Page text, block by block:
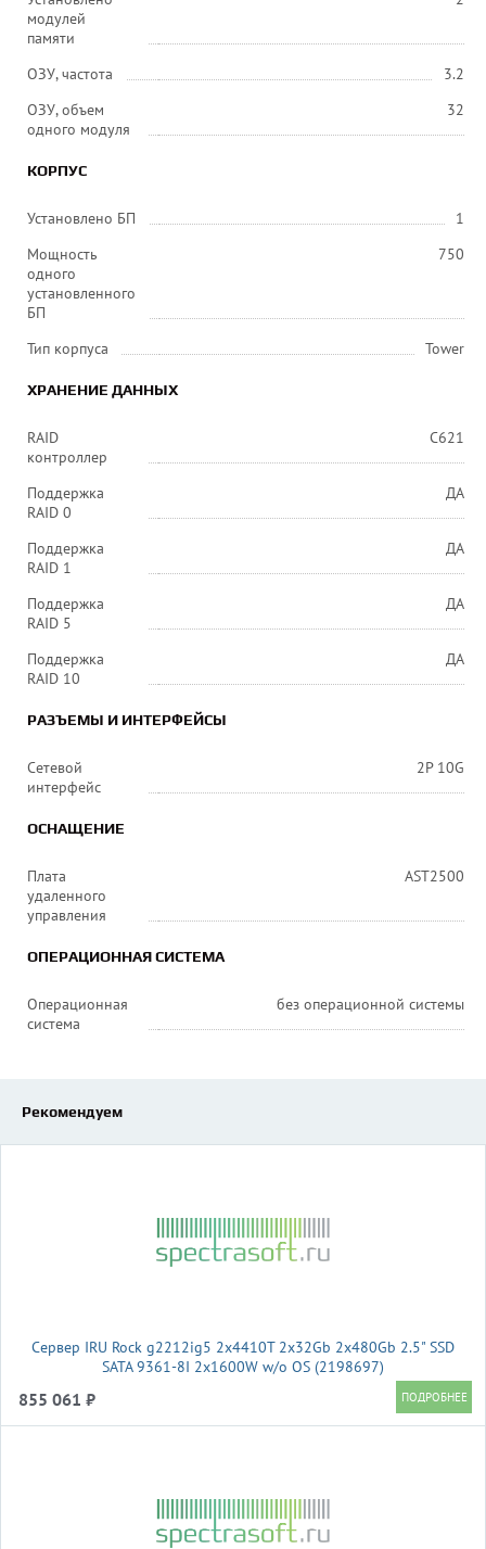
модулей
памяти
ОЗУ, частота
3.2
ОЗУ, объем
одного модуля
32
КОРПУС
Установлено БП
1
Мощность
одного
установленного
БП
750
Тип корпуса Tower
ХРАНЕНИЕ ДАННЫХ
RAID
контроллер
С621
Поддержка
RAID 0
ДА
Поддержка
RAID 1
ДА
Поддержка
RAID 5
ДА
Поддержка
RAID 10
ДА
РАЗЪЕМЫ И ИНТЕРФЕЙСЫ
Сетевой
интерфейс
2P 10G
ОСНАЩЕНИЕ
Плата
удаленного
управления
AST2500
ОПЕРАЦИОННАЯ СИСТЕМА
Операционная
система
без операционной системы
Рекомендуем
Сервер IRU Rock g2212ig5 2x4410T 2x32Gb 2x480Gb 2.5" SSD
SATA 9361-8I 2x1600W w/o OS (2198697)
855 061 ₽